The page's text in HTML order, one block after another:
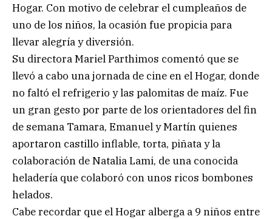
Hogar. Con motivo de celebrar el cumpleaños de
uno de los niños, la ocasión fue propicia para
llevar alegría y diversión.
Su directora Mariel Parthimos comentó que se
llevó a cabo una jornada de cine en el Hogar, donde
no faltó el refrigerio y las palomitas de maíz. Fue
un gran gesto por parte de los orientadores del fin
de semana Tamara, Emanuel y Martín quienes
aportaron castillo inflable, torta, piñata y la
colaboración de Natalia Lami, de una conocida
heladería que colaboró con unos ricos bombones
helados.
Cabe recordar que el Hogar alberga a 9 niños entre